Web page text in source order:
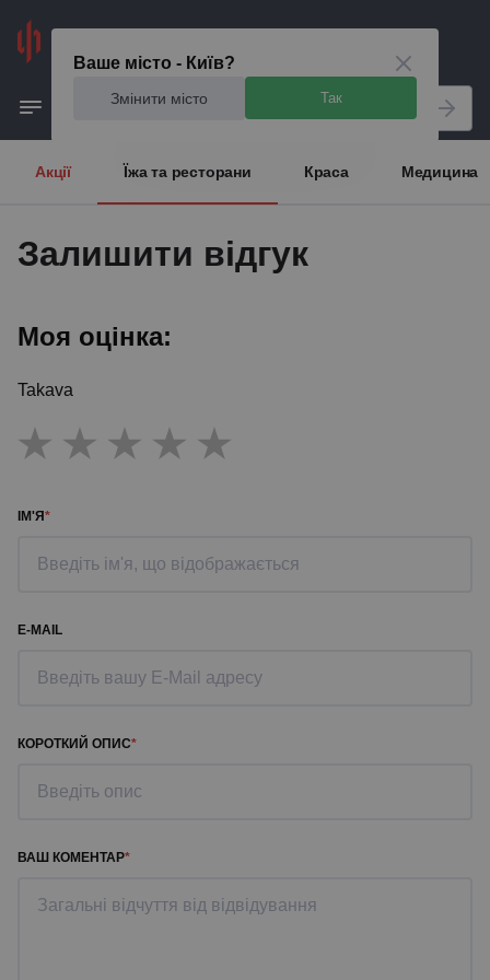
Ваше місто - Київ?
Змінити місто Так
Акції Їжа та ресторани Краса Медицина
Залишити відгук
Моя оцінка:
Takava
ІМ'Я
E-MAIL
КОРОТКИЙ ОПИС
ВАШ КОМЕНТАР